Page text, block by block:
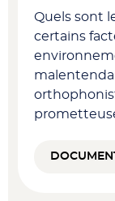
Quels sont
certains